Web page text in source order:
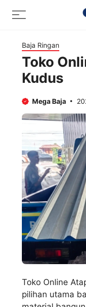
Menu
Baja Ringan
Toko
Kudus
Mega Baja
Toko Online
pilihan utama